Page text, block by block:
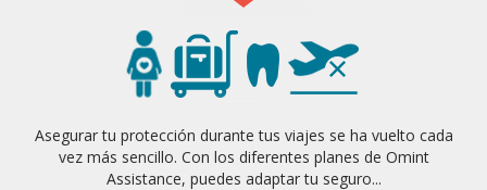
Asegurar tu protección durante tus viajes se ha vuelto cada
vez más sencillo. Con los diferentes planes de Omint
Assistance, puedes adaptar tu seguro...